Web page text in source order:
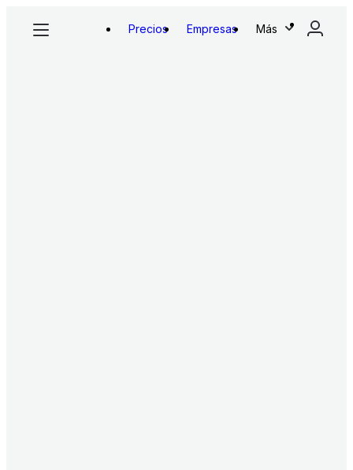
Precios Empresas Más